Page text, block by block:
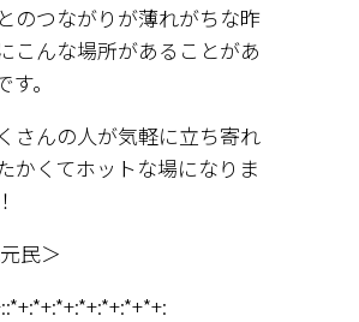
のつながりが薄れがちな昨
こんな場所があることがあ
。
さんの人が気軽に立ち寄れ
かくてホットな場になりま
民＞